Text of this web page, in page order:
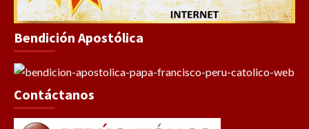
Bendición Apostólica
Contáctanos